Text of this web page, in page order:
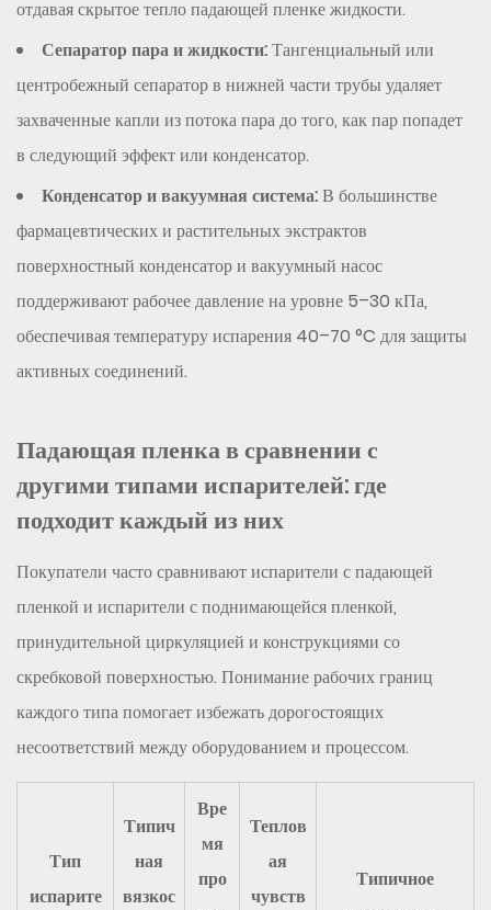
влияющие
на
производительность
4.1
Качество
распределения
жидкости
4.2
давление
и
температура
4.3
теплопередачи
(значение
U)
Материал
конструкции
5
Типичные
отрасли
и
приложения
6
выбрать
испаритель
отдавая скрытое тепло падающей пленке жидкости.
Сепаратор пара и жидкости:Тангенциальный или
центробежный сепаратор в нижней части трубы удаляет
захваченные капли из потока пара до того, как пар попадет
в следующий эффект или конденсатор.
Конденсатор и вакуумная система:В большинстве
фармацевтических и растительных экстрактов
поверхностный конденсатор и вакуумный насос
поддерживают рабочее давление на уровне 5–30 кПа,
обеспечивая температуру испарения 40–70 °C для защиты
активных соединений.
Падающая пленка в сравнении с
другими типами испарителей: где
подходит каждый из них
Покупатели часто сравнивают испарители с падающей
пленкой и испарители с поднимающейся пленкой,
принудительной циркуляцией и конструкциями со
скребковой поверхностью. Понимание рабочих границ
каждого типа помогает избежать дорогостоящих
несоответствий между оборудованием и процессом.
Тип
испарите
Типич
ная
вязкос
Вре
мя
про
Теплов
ая
чувств
Типичное